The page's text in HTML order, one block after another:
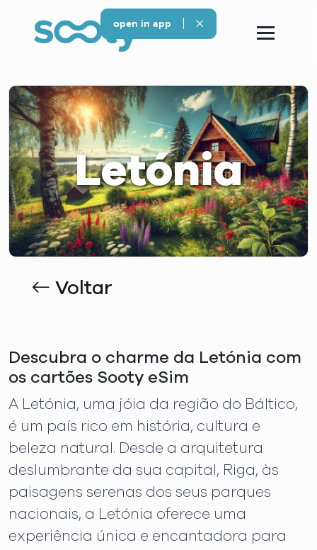
Letónia
Voltar
Descubra o charme da Letónia com
os cartões Sooty eSim
A Letónia, uma jóia da região do Báltico,
é um país rico em história, cultura e
beleza natural. Desde a arquitetura
deslumbrante da sua capital, Riga, às
paisagens serenas dos seus parques
nacionais, a Letónia oferece uma
experiência única e encantadora para
open in app